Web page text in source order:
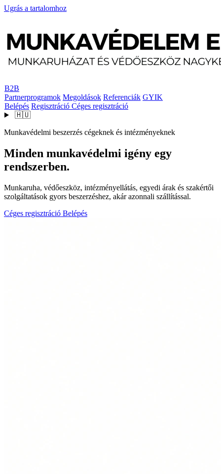
Ugrás a tartalomhoz
B2B
Partnerprogramok Megoldások Referenciák GYIK
Belépés Regisztráció Céges regisztráció
🇭🇺
Munkavédelmi beszerzés cégeknek és intézményeknek
Minden munkavédelmi igény egy
rendszerben.
Munkaruha, védőeszköz, intézményellátás, egyedi árak és szakértői
szolgáltatások gyors beszerzéshez, akár azonnali szállítással.
Céges regisztráció Belépés